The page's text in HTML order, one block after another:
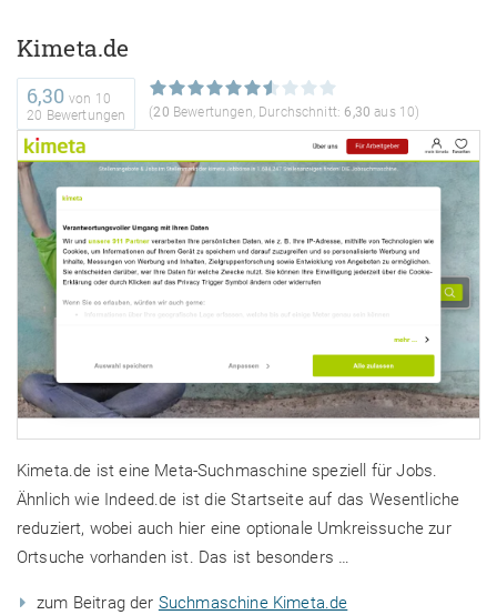
Kimeta.de
6,30 von 10
20 Bewertungen
(20 Bewertungen, Durchschnitt: 6,30 aus 10)
Kimeta.de ist eine Meta-Suchmaschine speziell für Jobs.
Ähnlich wie Indeed.de ist die Startseite auf das Wesentliche
reduziert, wobei auch hier eine optionale Umkreissuche zur
Ortsuche vorhanden ist. Das ist besonders …
zum Beitrag der Suchmaschine Kimeta.de